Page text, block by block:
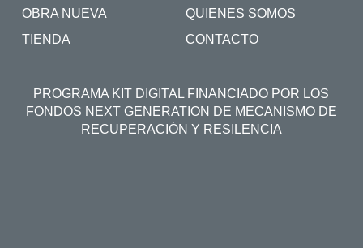
OBRA NUEVA
QUIENES SOMOS
TIENDA
CONTACTO
PROGRAMA KIT DIGITAL FINANCIADO POR LOS
FONDOS NEXT GENERATION DE MECANISMO DE
RECUPERACIÓN Y RESILENCIA